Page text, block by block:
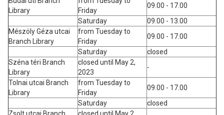
Library
Friday
09.00 - 17.00
Saturday
09.00 - 13.00
Mészöly Géza utcai
Branch Library
from Tuesday to
Friday
09.00 - 17.00
Saturday
closed
Széna téri Branch
Library
closed until May 2,
2023
-
Tolnai utcai Branch
Library
from Tuesday to
Friday
09.00 - 17.00
Saturday
closed